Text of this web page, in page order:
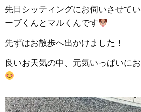
先日シッティングにお伺いさせて
ーブくんとマルくんです
先ずはお散歩へ出かけました！
良いお天気の中、元気いっぱいに